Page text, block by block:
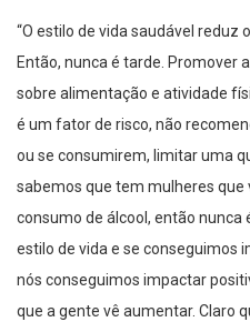
“O estilo de vida saudável reduz
Então, nunca é tarde. Promover
sobre alimentação e atividade
é um fator de risco, não
ou se consumirem, limitar uma
sabemos que tem mulheres
consumo de álcool, então
estilo de vida e se conseguimos
nós conseguimos impactar
que a gente vê aumentar. Claro